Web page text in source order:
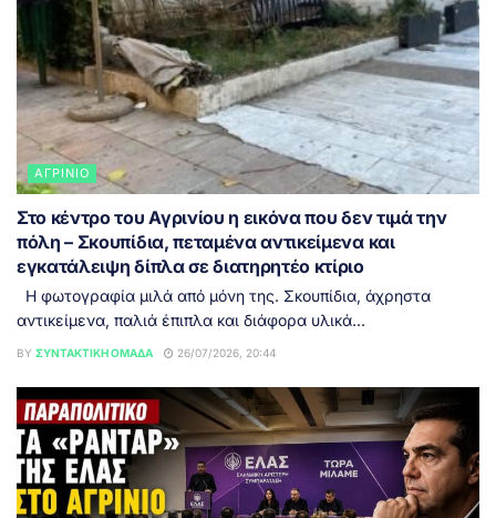
ΑΓΡΊΝΙΟ
Στο κέντρο του Αγρινίου η εικόνα που δεν τιμά την
πόλη – Σκουπίδια, πεταμένα αντικείμενα και
εγκατάλειψη δίπλα σε διατηρητέο κτίριο
Η φωτογραφία μιλά από μόνη της. Σκουπίδια, άχρηστα
αντικείμενα, παλιά έπιπλα και διάφορα υλικά...
BY ΣΥΝΤΑΚΤΙΚΉ ΟΜΆΔΑ 26/07/2026, 20:44